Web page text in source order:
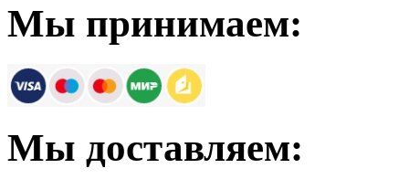
Мы принимаем:
Мы доставляем: